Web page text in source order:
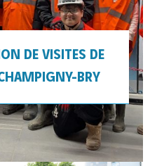
DE VISITES DE
BRY